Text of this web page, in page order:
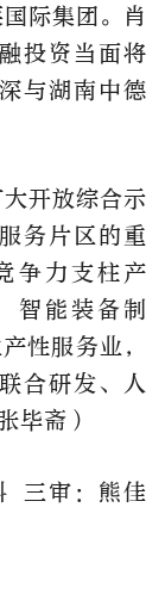
际集团。肖
投资当面将
与湖南中德
开放综合示
务片区的重
争力支柱产
智能装备制
性服务业，
合研发、人
毕斋）
三审：熊佳